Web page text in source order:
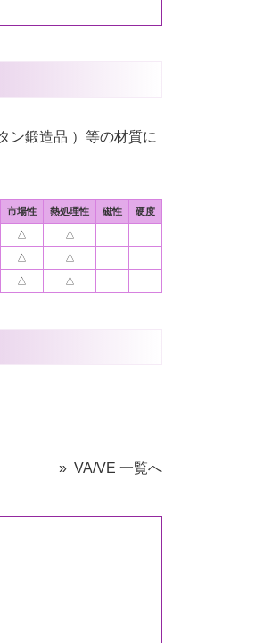
ン鍛造品 ）等の材質に
市場性 熱処理性 磁性 硬度
△ △
△ △
△ △
» VA/VE 一覧へ